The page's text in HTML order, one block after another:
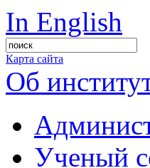
In English
Карта сайта
Об
Ученый